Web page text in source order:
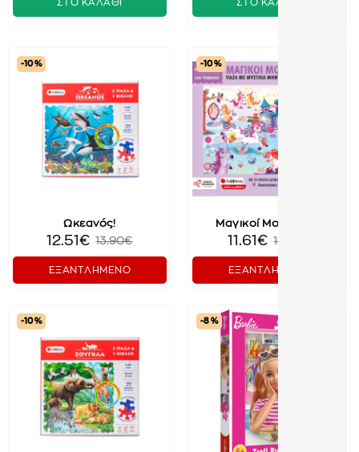
ΣΤΟ ΚΑΛΑΘΙ ΣΤΟ ΚΑΛΑΘΙ
-10 %
Ωκεανός!
12.51€ 13.90€
ΕΞΑΝΤΛΗΜΕΝΟ
-10 %
Μαγικοί Μονόκεροι
11.61€ 12.90€
ΕΞΑΝΤΛΗΜΕΝΟ
-10 % -8 %